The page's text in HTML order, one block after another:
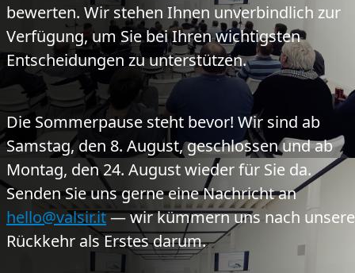
bewerten. Wir stehen Ihnen unverbindlich zur
Verfügung, um Sie bei Ihren wichtigsten
Entscheidungen zu unterstützen.
Die Sommerpause steht bevor! Wir sind ab
Samstag, den 8. August, geschlossen und ab
Montag, den 24. August wieder für Sie da.
Senden Sie uns gerne eine Nachricht an
hello@valsir.it— wir kümmern uns nach
Rückkehr als Erstes darum.